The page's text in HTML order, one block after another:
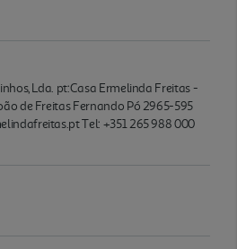
Lda. pt:Casa Ermelinda Freitas -
de Freitas Fernando Pó 2965-595
Tel: +351 265 988 000